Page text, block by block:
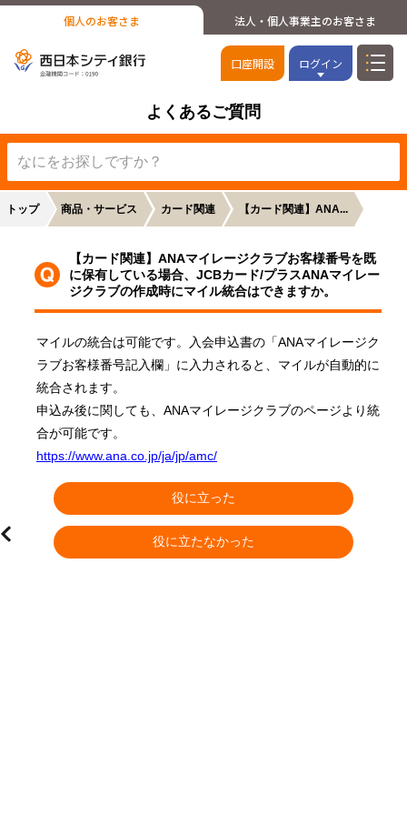
個人のお客さま 法人・個人事業主のお客さま
口座開設 ログイン
よくあるご質問
トップ 商品・サービス カード関連 【カード関連】ANA...
【カード関連】ANAマイレージクラブお客様番号を既
に保有している場合、JCBカード/プラスANAマイレー
ジクラブの作成時にマイル統合はできますか。
マイルの統合は可能です。入会申込書の「ANAマイレージク
ラブお客様番号記入欄」に入力されると、マイルが自動的に
統合されます。
申込み後に関しても、ANAマイレージクラブのページより統
合が可能です。
https://www.ana.co.jp/ja/jp/amc/
役に立った
役に立たなかった